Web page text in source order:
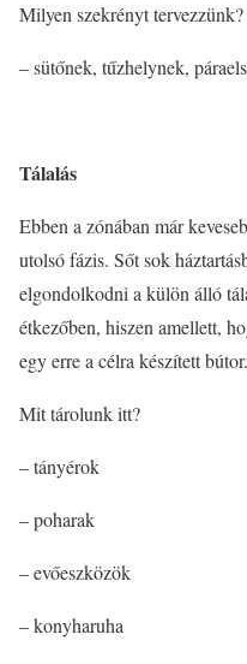
Milyen szekrényt tervezzünk?
– sütőnek, tűzhelynek,
Tálalás
Ebben a zónában már
utolsó fázis. Sőt sok
elgondolkodni a külön álló
étkezőben, hiszen amellett,
egy erre a célra készített bútor.
Mit tárolunk itt?
– tányérok
– poharak
– evőeszközök
– konyharuha